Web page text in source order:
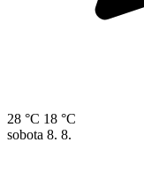
28 °C 18 °C
sobota 8. 8.